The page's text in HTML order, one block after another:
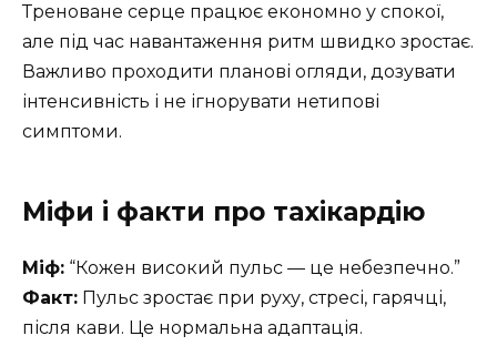
Треноване серце працює економно у спокої,
але під час навантаження ритм швидко зростає.
Важливо проходити планові огляди, дозувати
інтенсивність і не ігнорувати нетипові
симптоми.
Міфи і факти про тахікардію
Міф: “Кожен високий пульс — це небезпечно.”
Факт: Пульс зростає при руху, стресі, гарячці,
після кави. Це нормальна адаптація.